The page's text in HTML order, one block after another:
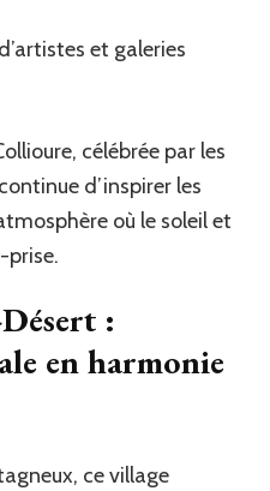
et galeries
célébrée par les
d’inspirer les
où le soleil et
prise.
:
en harmonie
ce village